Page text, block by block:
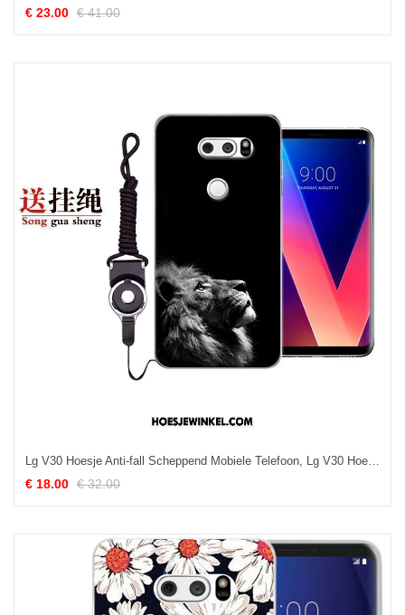
€ 23.00 € 41.00
Lg V30 Hoesje Anti-fall Scheppend Mobiele Telefoon, Lg V30 Hoesje Mooie Trend
€ 18.00 € 32.00